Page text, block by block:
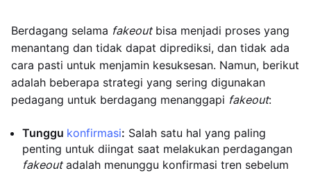
Berdagang selama fakeoutbisa menjadi proses yang
menantang dan tidak dapat diprediksi, dan tidak ada
cara pasti untuk menjamin kesuksesan. Namun, berikut
adalah beberapa strategi yang sering digunakan
pedagang untuk berdagang menanggapi fakeout:
Tunggu konfirmasi: Salah satu hal yang paling
penting untuk diingat saat melakukan perdagangan
fakeoutadalah menunggu konfirmasi tren sebelum